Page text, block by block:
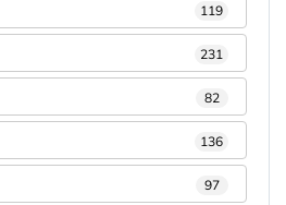
119
231
82
136
97